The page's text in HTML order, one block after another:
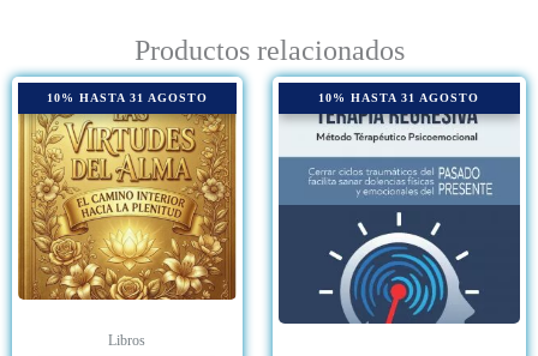
Productos relacionados
10% HASTA 31 AGOSTO
Libros
10% HASTA 31 AGOSTO
Este